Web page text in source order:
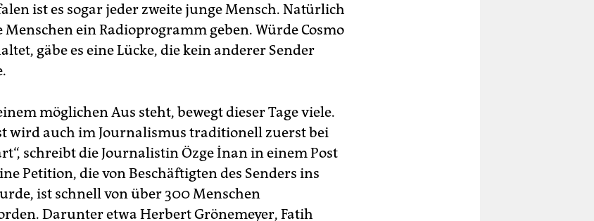
ist es sogar jeder zweite junge Mensch. Natürlich
Menschen ein Radioprogramm geben. Würde Cosmo
gäbe es eine Lücke, die kein anderer Sender
möglichen Aus steht, bewegt dieser Tage viele.
wird auch im Journalismus traditionell zuerst bei
schreibt die Journalistin Özge İnan in einem Post
Petition, die von Beschäftigten des Senders ins
ist schnell von über 300 Menschen
Darunter etwa Herbert Grönemeyer, Fatih